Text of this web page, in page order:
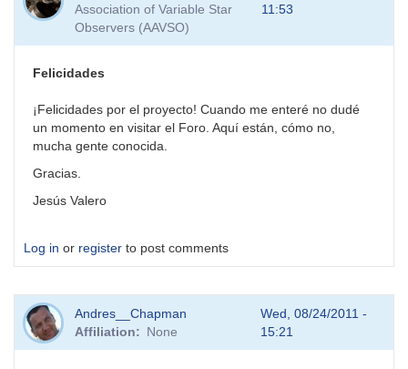
Association of Variable Star
Observers (AAVSO)
11:53
Felicidades
¡Felicidades por el proyecto! Cuando me enteré no dudé
un momento en visitar el Foro. Aquí están, cómo no,
mucha gente conocida.
Gracias.
Jesús Valero
Log in or register to post comments
Andres__Chapman
Affiliation
None
Wed, 08/24/2011 -
15:21